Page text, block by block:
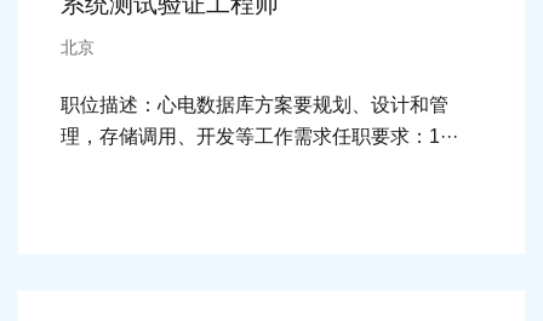
北京
职位描述：心电数据库方案要规划、设计和管
理，存储调用、开发等工作需求任职要求：1···